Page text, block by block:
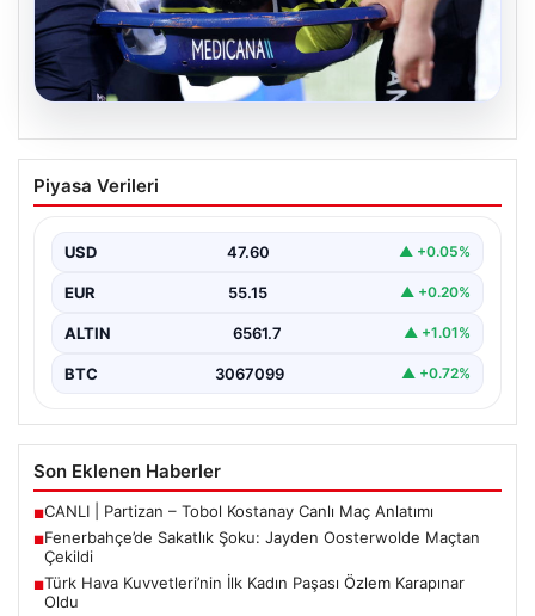
Fenerbahçe’de Sakatlık Şoku: Jayden
Oosterwolde Maçtan Çekildi
Oosterwolde, UEFA Avrupa Ligi’nde Sturm Graz ile
karşılaştıkları zorlu mücadelede…
Piyasa Verileri
USD 47.60 ▲ +0.05%
EUR 55.15 ▲ +0.20%
ALTIN 6561.7 ▲ +1.01%
BTC 3067099 ▲ +0.72%
Son Eklenen Haberler
■CANLI | Partizan – Tobol Kostanay Canlı Maç Anlatımı
■Fenerbahçe’de Sakatlık Şoku: Jayden Oosterwolde Maçtan
Çekildi
■Türk Hava Kuvvetleri’nin İlk Kadın Paşası Özlem Karapınar
Oldu